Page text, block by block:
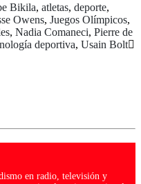
Bikila, atletas, deporte,
Owens, Juegos Olímpicos,
, Nadia Comaneci, Pierre de
deportiva, Usain Bolt
en radio, televisión y